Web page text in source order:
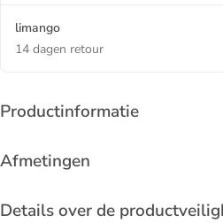
limango
14 dagen retour
Productinformatie
Afmetingen
Details over de